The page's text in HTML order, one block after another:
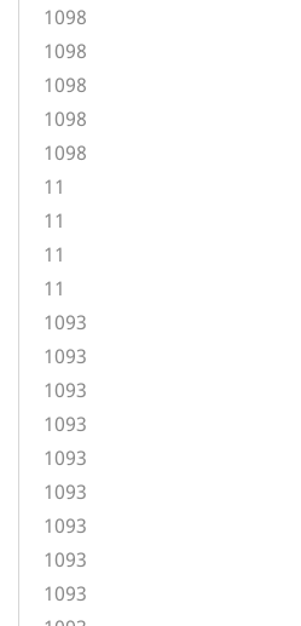
1098
1098
1098
1098
1098
11
11
11
11
1093
1093
1093
1093
1093
1093
1093
1093
1093